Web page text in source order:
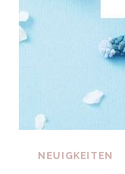
NEUIGKEITEN